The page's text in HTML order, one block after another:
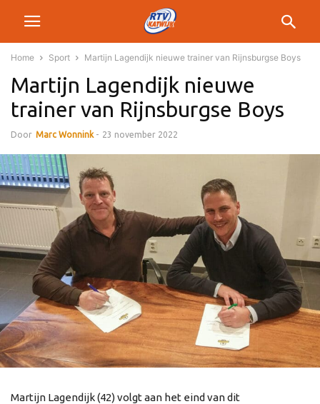
Home Sport Martijn Lagendijk nieuwe trainer van Rijnsburgse Boys
Martijn Lagendijk nieuwe
trainer van Rijnsburgse Boys
Door Marc Wonnink - 23 november 2022
Martijn Lagendijk (42) volgt aan het eind van dit